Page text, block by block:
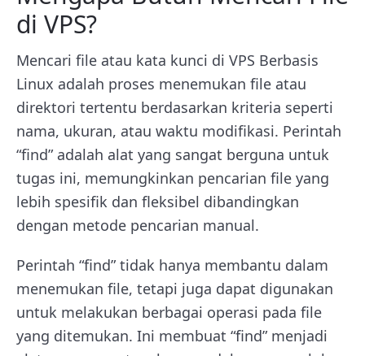
di VPS?
Mencari file atau kata kunci di VPS Berbasis
Linux adalah proses menemukan file atau
direktori tertentu berdasarkan kriteria seperti
nama, ukuran, atau waktu modifikasi. Perintah
“find” adalah alat yang sangat berguna untuk
tugas ini, memungkinkan pencarian file yang
lebih spesifik dan fleksibel dibandingkan
dengan metode pencarian manual.
Perintah “find” tidak hanya membantu dalam
menemukan file, tetapi juga dapat digunakan
untuk melakukan berbagai operasi pada file
yang ditemukan. Ini membuat “find” menjadi